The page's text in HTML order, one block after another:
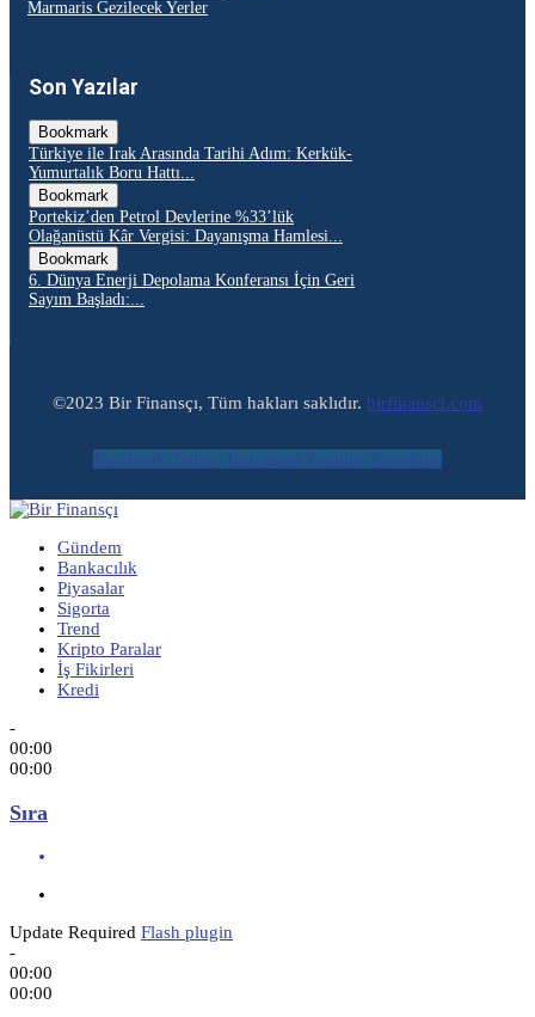
Marmaris Gezilecek Yerler
Son Yazılar
Bookmark
Türkiye ile Irak Arasında Tarihi Adım: Kerkük-
Yumurtalık Boru Hattı...
Bookmark
Portekiz’den Petrol Devlerine %33’lük
Olağanüstü Kâr Vergisi: Dayanışma Hamlesi...
Bookmark
6. Dünya Enerji Depolama Konferansı İçin Geri
Sayım Başladı:...
©2023 Bir Finansçı, Tüm hakları saklıdır. birfinansci.com
Facebook Twitter Instagram Youtube Envelope
Gündem
Bankacılık
Piyasalar
Sigorta
Trend
Kripto Paralar
İş Fikirleri
Kredi
-
00:00
00:00
Sıra
Update Required Flash plugin
-
00:00
00:00